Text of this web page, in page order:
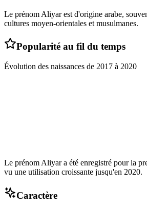
Le prénom Aliyar est d'origine arabe,
cultures moyen-orientales et musulmanes.
Popularité au fil du temps
Évolution des naissances de 2017 à 2020
Le prénom Aliyar a été enregistré pour la
vu une utilisation croissante jusqu'en 2020.
Caractère